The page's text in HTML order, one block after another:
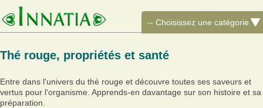
Thé rouge, propriétés et santé
Entre dans l'univers du thé rouge et découvre toutes ses saveurs et
vertus pour l'organisme. Apprends-en davantage sur son histoire et sa
préparation.